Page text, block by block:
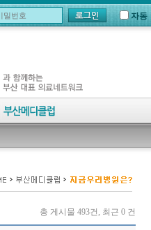
자동
총 게시물 493건, 최근 0 건